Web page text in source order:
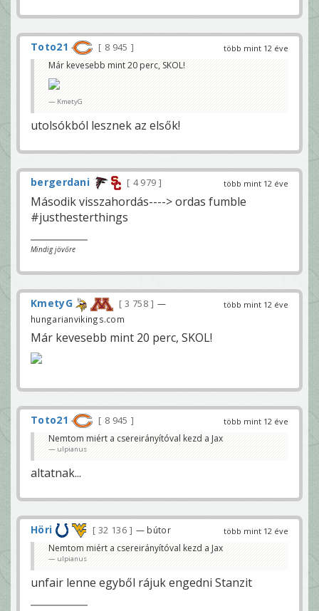
több mint 12 éve
Toto21
8 945
Már kevesebb mint 20 perc, SKOL!
KmetyG
utolsókból lesznek az elsők!
több mint 12 éve
bergerdani 4 979
Második visszahordás----> ordas fumble
#justhesterthings
Mindig jövőre
több mint 12 éve
KmetyG 3 758
—
hungarianvikings.com
Már kevesebb mint 20 perc, SKOL!
több mint 12 éve
Toto21
8 945
Nemtom miért a csereirányítóval kezd a Jax
ulpianus
altatnak...
több mint 12 éve
Höri 32 136 — bútor
Nemtom miért a csereirányítóval kezd a Jax
ulpianus
unfair lenne egyből rájuk engedni Stanzit